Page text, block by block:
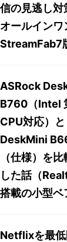
信の見逃し
オールインワ
StreamFab7
ASRock
B760（Intel
CPU対応）
DeskMini
（仕様）を
した話（
搭載の小型ベ
Netflixを最低